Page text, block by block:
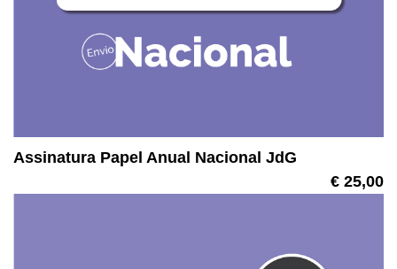
Assinatura Papel Anual Nacional JdG
€ 25,00